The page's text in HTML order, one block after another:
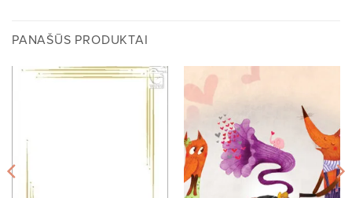
PANAŠŪS PRODUKTAI